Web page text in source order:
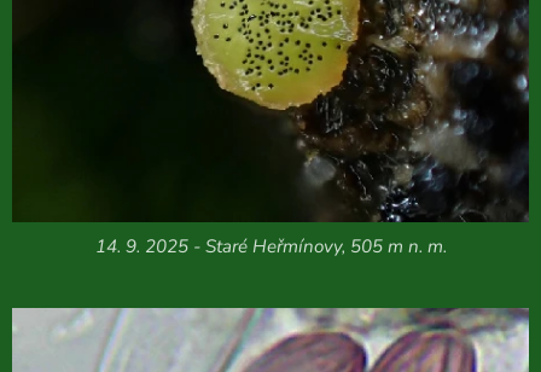
14. 9. 2025 - Staré Heřmínovy, 505 m n. m.